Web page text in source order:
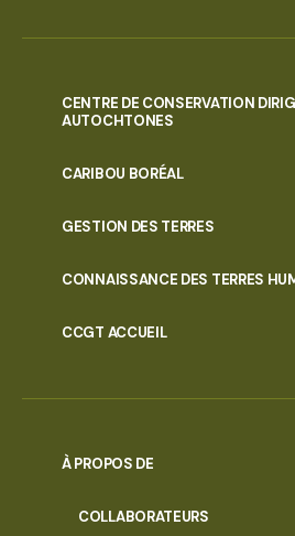
CENTRE DE CONSERVATION
AUTOCHTONES
CARIBOU BORÉAL
GESTION DES TERRES
CONNAISSANCE DES TERRES
CCGT ACCUEIL
À PROPOS DE
COLLABORATEURS